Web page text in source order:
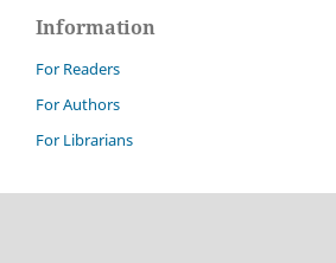
Information
For Readers
For Authors
For Librarians